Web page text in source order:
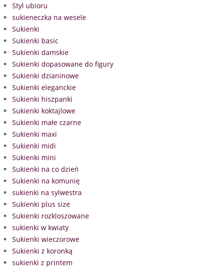
Styl ubioru
sukieneczka na wesele
Sukienki
Sukienki basic
Sukienki damskie
Sukienki dopasowane do figury
Sukienki dzianinowe
Sukienki eleganckie
Sukienki hiszpanki
Sukienki koktajlowe
Sukienki małe czarne
Sukienki maxi
Sukienki midi
Sukienki mini
Sukienki na co dzień
Sukienki na komunię
sukienki na sylwestra
Sukienki plus size
Sukienki rozkloszowane
sukienki w kwiaty
Sukienki wieczorowe
Sukienki z koronką
sukienki z printem